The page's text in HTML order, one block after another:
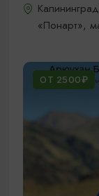
«Понарт»,
ОТ 2500₽